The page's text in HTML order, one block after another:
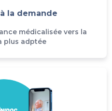
la demande
médicalisée vers la
plus adptée